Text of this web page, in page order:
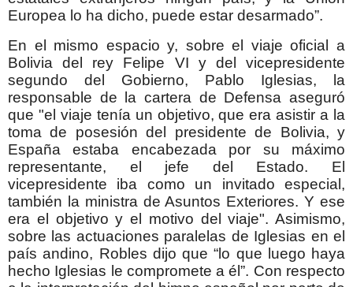
Europea lo ha dicho, puede estar desarmado”.
En el mismo espacio y, sobre el viaje oficial a
Bolivia del rey Felipe VI y del vicepresidente
segundo del Gobierno, Pablo Iglesias, la
responsable de la cartera de Defensa aseguró
que "el viaje tenía un objetivo, que era asistir a la
toma de posesión del presidente de Bolivia, y
España estaba encabezada por su máximo
representante, el jefe del Estado. El
vicepresidente iba como un invitado especial,
también la ministra de Asuntos Exteriores. Y ese
era el objetivo y el motivo del viaje". Asimismo,
sobre las actuaciones paralelas de Iglesias en el
país andino, Robles dijo que “lo que luego haya
hecho Iglesias le compromete a él”. Con respecto